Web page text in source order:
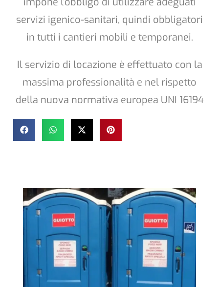
servizi igenico-sanitari, quindi obbligatori
in tutti i cantieri mobili e temporanei.
Il servizio di locazione è effettuato con la
massima professionalità e nel rispetto
della nuova normativa europea UNI 16194